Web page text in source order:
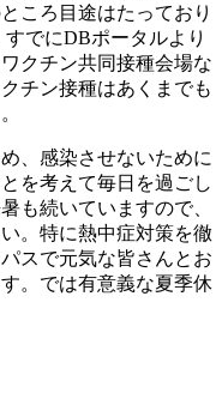
ころ目途はたっており
でにDBポータルより
クチン共同接種会場な
チン接種はあくまでも
、感染させないために
を考えて毎日を過ごし
も続いていますので、
。特に熱中症対策を徹
スで元気な皆さんとお
。では有意義な夏季休